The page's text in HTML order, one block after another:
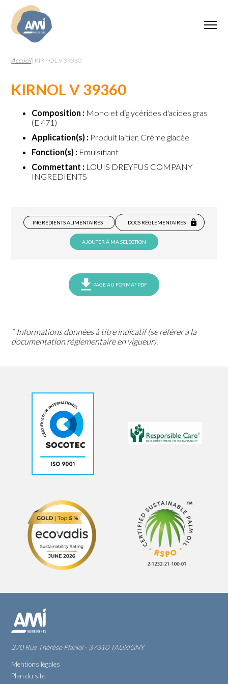
Accueil| KIRNOL V 39360
KIRNOL V 39360
Composition : Mono et diglycérides d'acides gras
(E 471)
Application(s) : Produit laitier, Crème glacée
Fonction(s) : Emulsifiant
Commettant : LOUIS DREYFUS COMPANY
INGREDIENTS
INGRÉDIENTS ALIMENTAIRES DOCS RÉGLEMENTAIRES
AJOUTER À MA SELECTION
PAGE AU FORMAT PDF
* Informations données à titre indicatif (se référer à la
documentation réglementaire en vigueur).
270 Rue Thérèse Planiol - 37310 TAUXIGNY
Mentions légales
Plan du site